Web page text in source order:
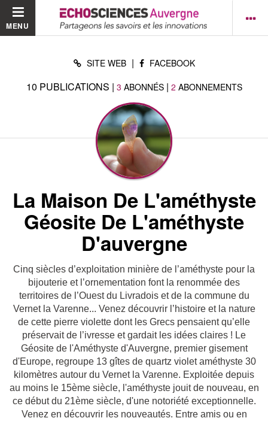
MENU
SITE WEB | FACEBOOK
10 PUBLICATIONS | 3 ABONNÉS | 2 ABONNEMENTS
La Maison De L'améthyste
Géosite De L'améthyste
D'auvergne
Cinq siècles d’exploitation minière de l’améthyste pour la
bijouterie et l’ornementation font la renommée des
territoires de l’Ouest du Livradois et de la commune du
Vernet la Varenne... Venez découvrir l’histoire et la nature
de cette pierre violette dont les Grecs pensaient qu’elle
préservait de l’ivresse et gardait les idées claires ! Le
Géosite de l'Améthyste d'Auvergne, premier gisement
d'Europe, regroupe 13 gîtes de quartz violet améthyste 30
kilomètres autour du Vernet la Varenne. Exploitée depuis
au moins le 15ème siècle, l'améthyste jouit de nouveau, en
ce début du 21ème siècle, d'une notoriété exceptionnelle.
Venez en découvrir les nouveautés. Entre amis ou en